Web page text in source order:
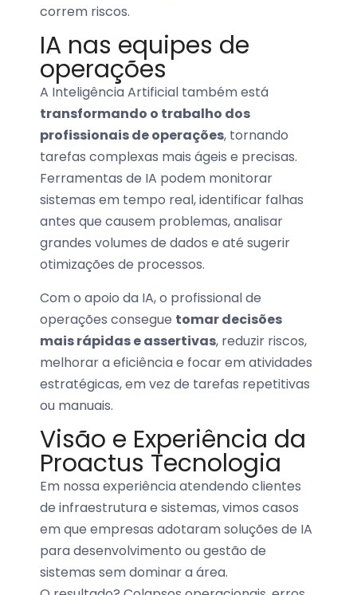
correm riscos.
IA nas equipes de
operações
A Inteligência Artificial também está
transformando o trabalho dos
profissionais de operações, tornando
tarefas complexas mais ágeis e precisas.
Ferramentas de IA podem monitorar
sistemas em tempo real, identificar falhas
antes que causem problemas, analisar
grandes volumes de dados e até sugerir
otimizações de processos.
Com o apoio da IA, o profissional de
operações consegue tomar decisões
mais rápidas e assertivas, reduzir riscos,
melhorar a eficiência e focar em atividades
estratégicas, em vez de tarefas repetitivas
ou manuais.
Visão e Experiência da
Proactus Tecnologia
Em nossa experiência atendendo clientes
de infraestrutura e sistemas, vimos casos
em que empresas adotaram soluções de IA
para desenvolvimento ou gestão de
sistemas sem dominar a área.